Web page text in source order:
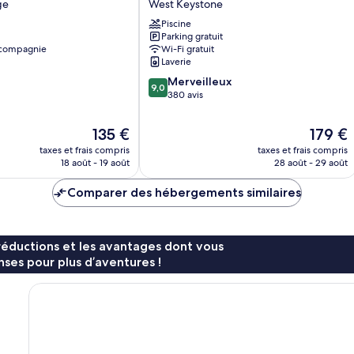
Le
nouveau
prix
de
135 €
135 €
taxes et frais compris
18 août - 19 août
Vail
Resorts
West
Keystone
West Keystone
Piscine
Parking gratuit
Wi-Fi gratuit
Laverie
9.0
sur
9,0 Merveilleux
380 avis
Le
nouveau
prix
179 €
taxes et frais compris
28 août - 29 août
Comparer des hébergements similaires
et les avantages dont vous
pour plus d’aventures !